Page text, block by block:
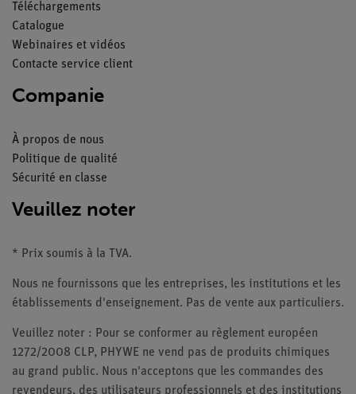
Téléchargements
Catalogue
Webinaires et vidéos
Contacte service client
Companie
À propos de nous
Politique de qualité
Sécurité en classe
Veuillez noter
* Prix soumis à la TVA.
Nous ne fournissons que les entreprises, les institutions et les
établissements d'enseignement. Pas de vente aux particuliers.
Veuillez noter : Pour se conformer au règlement européen
1272/2008 CLP, PHYWE ne vend pas de produits chimiques
au grand public. Nous n'acceptons que les commandes des
revendeurs, des utilisateurs professionnels et des institutions